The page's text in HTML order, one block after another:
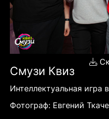
Смузи Квиз
Интеллектуальная игра
Фотограф: Евгений